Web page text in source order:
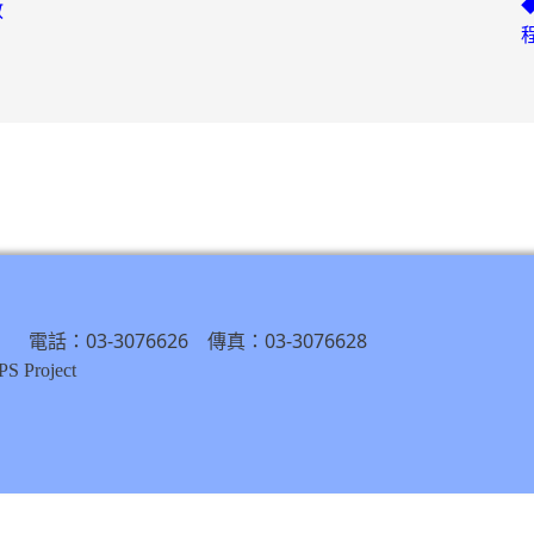
電話：03-3076626 傳真：03-3076628
Project